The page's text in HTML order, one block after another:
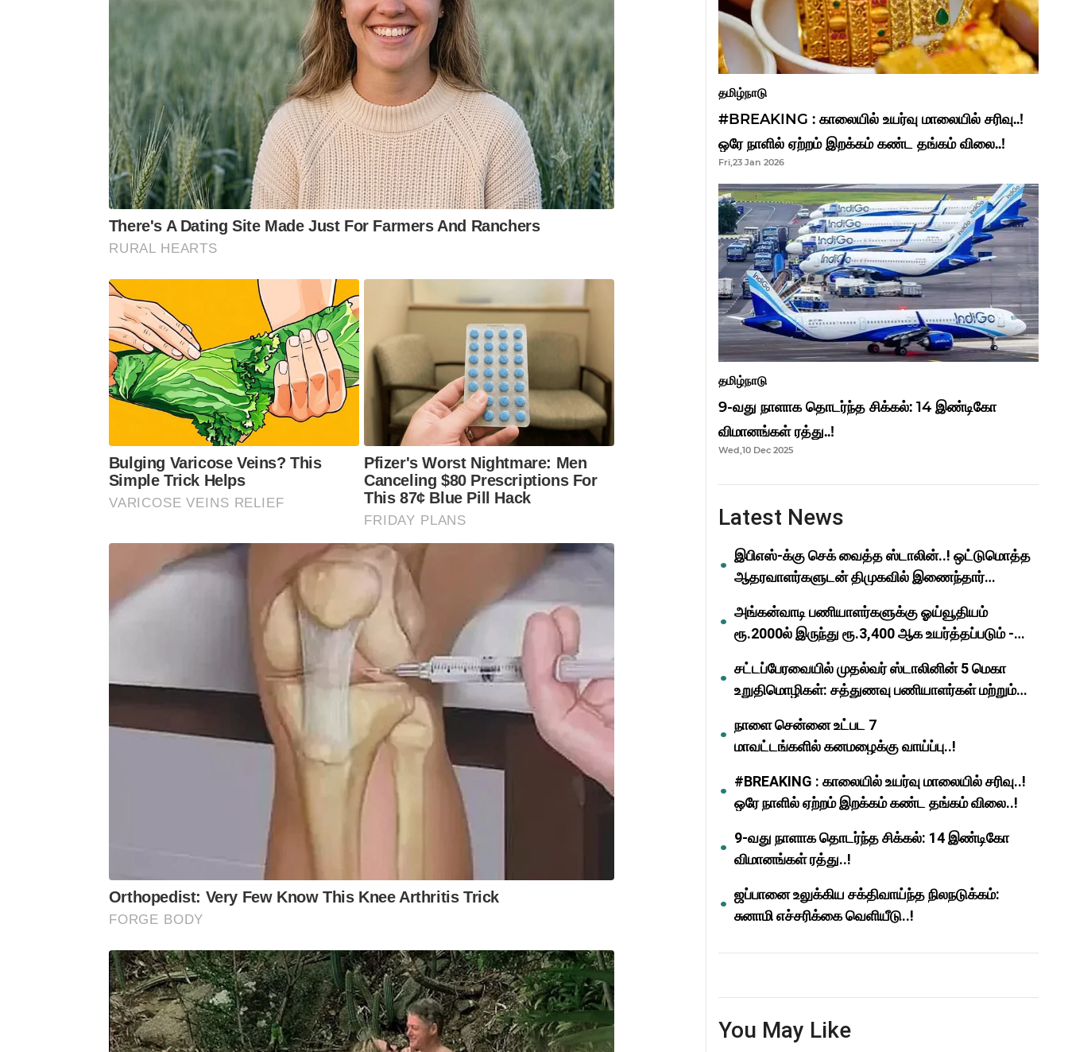
தமிழ்நாடு
#BREAKING : காலையில் உயர்வு மாலையில் சரிவு..!
ஒரே நாளில் ஏற்றம் இறக்கம் கண்ட தங்கம் விலை..!
Fri,23 Jan 2026
தமிழ்நாடு
9-வது நாளாக தொடர்ந்த சிக்கல்: 14 இண்டிகோ
விமானங்கள் ரத்து..!
Wed,10 Dec 2025
Latest News
இபிஎஸ்-க்கு செக் வைத்த ஸ்டாலின்..! ஒட்டுமொத்த
ஆதரவாளர்களுடன் திமுகவில் இணைந்தார்
அங்கன்வாடி பணியாளர்களுக்கு ஓய்வூதியம்
ரூ.2000ல் இருந்து ரூ.3,400 ஆக உயர்த்தப்படும் -
சட்டப்பேரவையில் முதல்வர் ஸ்டாலினின் 5 மெகா
உறுதிமொழிகள்: சத்துணவு பணியாளர்கள் மற்றும்
நாளை சென்னை உட்பட 7
மாவட்டங்களில் கனமழைக்கு வாய்ப்பு..!
#BREAKING : காலையில் உயர்வு மாலையில் சரிவு..!
ஒரே நாளில் ஏற்றம் இறக்கம் கண்ட தங்கம் விலை..!
9-வது நாளாக தொடர்ந்த சிக்கல்: 14 இண்டிகோ
விமானங்கள் ரத்து..!
ஜப்பானை உலுக்கிய சக்திவாய்ந்த நிலநடுக்கம்:
சுனாமி எச்சரிக்கை வெளியீடு..!
You May Like